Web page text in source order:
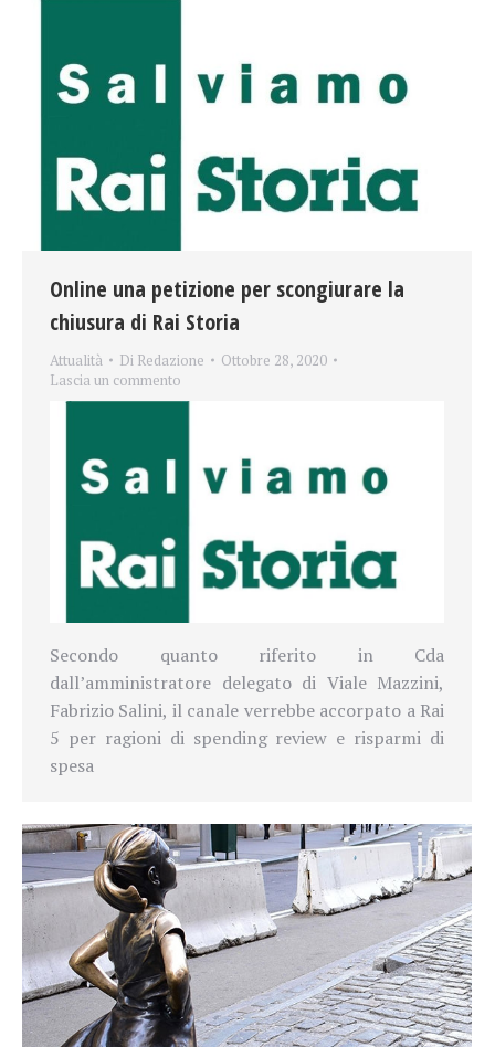
Online una petizione per scongiurare la
chiusura di Rai Storia
Attualità Di Redazione
Ottobre 28, 2020
Lascia un commento
Secondo quanto riferito in Cda
dall’amministratore delegato di Viale Mazzini,
Fabrizio Salini, il canale verrebbe accorpato a Rai
5 per ragioni di spending review e risparmi di
spesa